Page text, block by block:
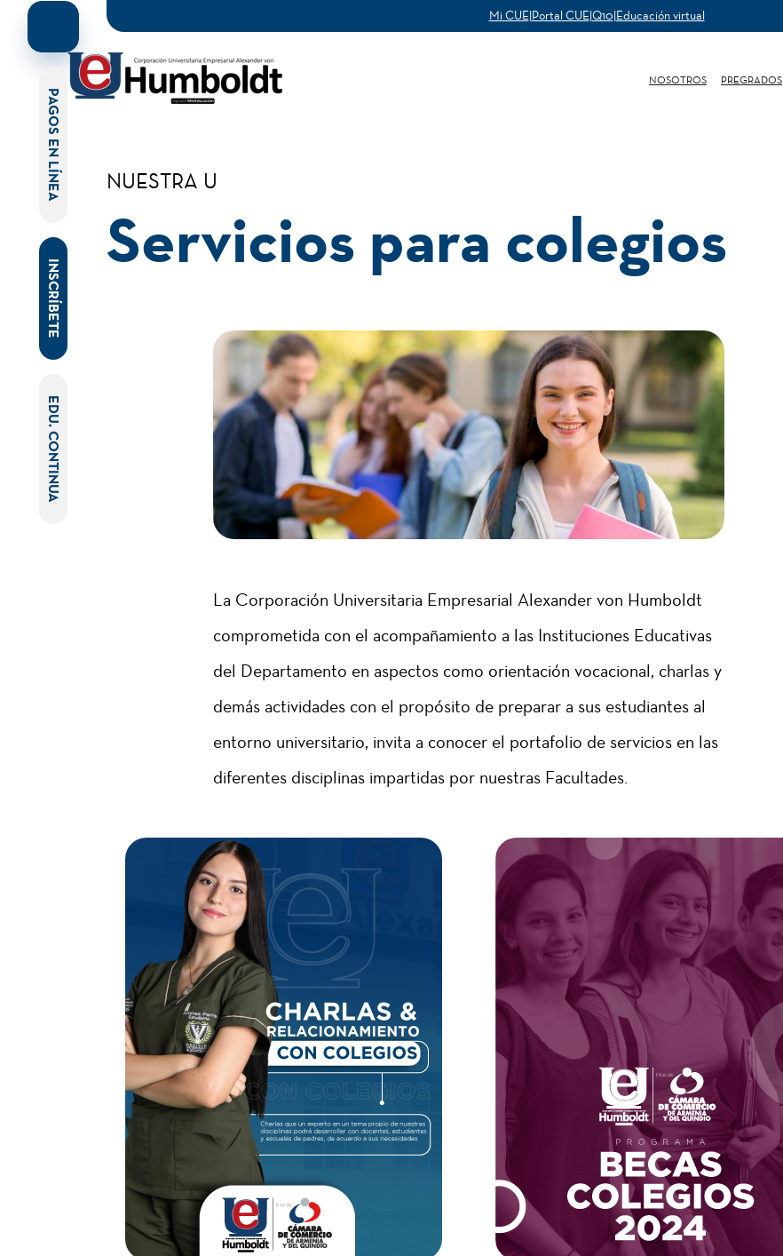
Mi CUE|Portal CUE|Q10|Educación virtual
NOSOTROS PREGRADOS
NUESTRA U
Servicios para colegios
La Corporación Universitaria Empresarial Alexander von Humboldt
comprometida con el acompañamiento a las Instituciones Educativas
del Departamento en aspectos como orientación vocacional, charlas y
demás actividades con el propósito de preparar a sus estudiantes al
entorno universitario, invita a conocer el portafolio de servicios en las
diferentes disciplinas impartidas por nuestras Facultades.
PAGOS EN LÍNEA
INSCRÍBETE
EDU. CONTINUA